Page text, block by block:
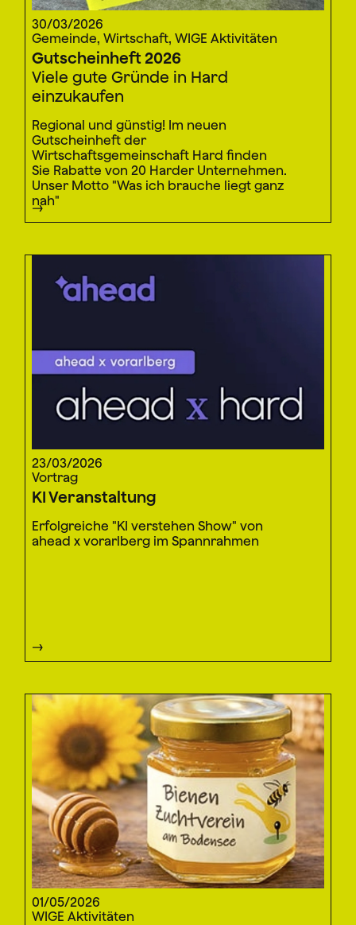
30/03/2026
Gemeinde, Wirtschaft, WIGE Aktivitäten
Gutscheinheft 2026
Viele gute Gründe in Hard
einzukaufen
Regional und günstig! Im neuen
Gutscheinheft der
Wirtschaftsgemeinschaft Hard finden
Sie Rabatte von 20 Harder Unternehmen.
Unser Motto "Was ich brauche liegt ganz
nah"
23/03/2026
Vortrag
KI Veranstaltung
Erfolgreiche "KI verstehen Show" von
ahead x vorarlberg im Spannrahmen
01/05/2026
WIGE Aktivitäten